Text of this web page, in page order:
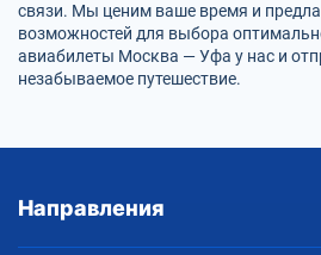
связи. Мы ценим ваше время и
возможностей для выбора
авиабилеты Москва — Уфа у нас и
незабываемое путешествие.
Направления